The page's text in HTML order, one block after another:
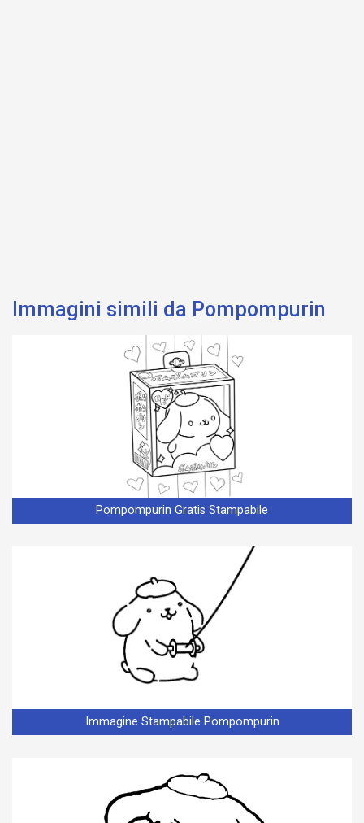
Immagini simili da Pompompurin
Pompompurin Gratis Stampabile
Immagine Stampabile Pompompurin